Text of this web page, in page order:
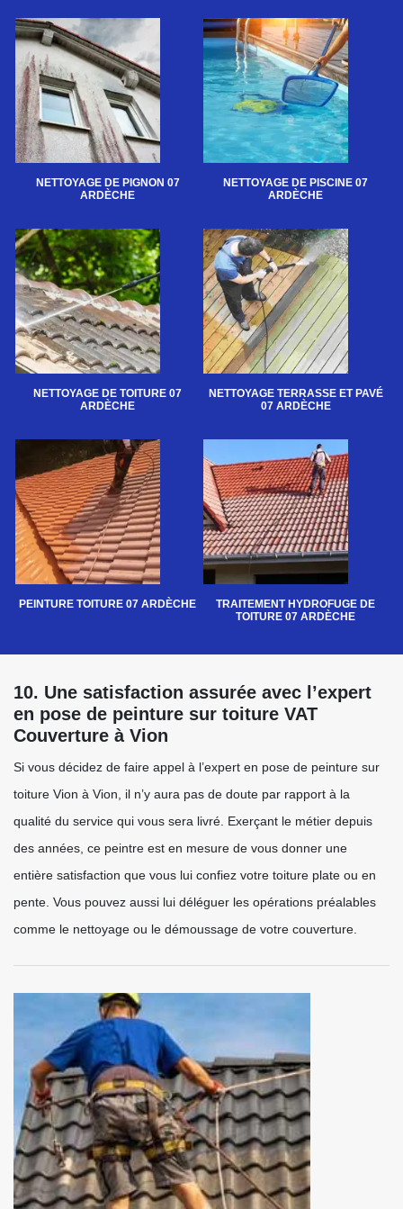
NETTOYAGE DE PIGNON 07
ARDÈCHE
NETTOYAGE DE PISCINE 07
ARDÈCHE
NETTOYAGE DE TOITURE 07
ARDÈCHE
NETTOYAGE TERRASSE ET PAVÉ
07 ARDÈCHE
PEINTURE TOITURE 07 ARDÈCHE
TRAITEMENT HYDROFUGE DE
TOITURE 07 ARDÈCHE
10. Une satisfaction assurée avec l’expert
en pose de peinture sur toiture VAT
Couverture à Vion
Si vous décidez de faire appel à l’expert en pose de peinture sur
toiture Vion à Vion, il n’y aura pas de doute par rapport à la
qualité du service qui vous sera livré. Exerçant le métier depuis
des années, ce peintre est en mesure de vous donner une
entière satisfaction que vous lui confiez votre toiture plate ou en
pente. Vous pouvez aussi lui déléguer les opérations préalables
comme le nettoyage ou le démoussage de votre couverture.